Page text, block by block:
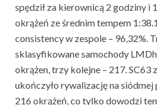
spędził za kierownicą 2 godziny i
okrążeń ze średnim tempem
consistency w zespole – 96,32%.
sklasyfikowane samochody
okrążen, trzy kolejne – 217. SC63
ukończyło rywalizację na
216 okrążeń, co tylko dowodzi